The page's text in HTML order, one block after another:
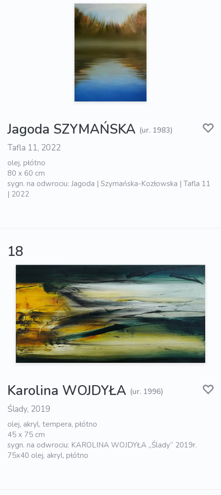
Jagoda SZYMAŃSKA (ur. 1983)
Tafla 11, 2022
olej, płótno
80 x 60 cm
sygn. na odwrociu: Jagoda | Szymańska-Kozłowska | Tafla 11
| 2022
18
Karolina WOJDYŁA (ur. 1996)
Ślady, 2019
olej, akryl, tempera, płótno
45 x 75 cm
sygn. na odwrociu: KAROLINA WOJDYŁA „Ślady” 2019r.
75x40 olej, akryl, płótno